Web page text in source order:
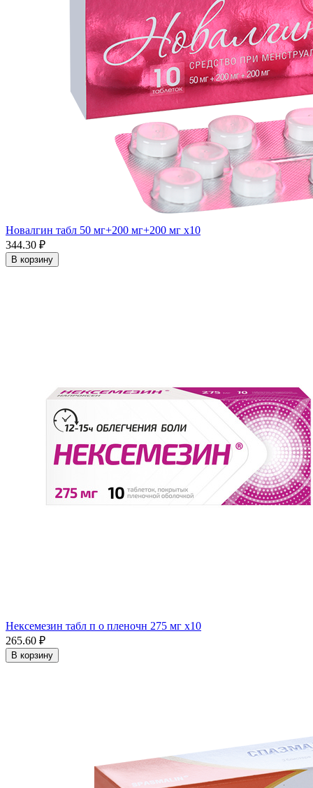
Новалгин табл 50 мг+200 мг+200 мг x10
344.30 ₽
В корзину
Нексемезин табл п о пленочн 275 мг x10
265.60 ₽
В корзину